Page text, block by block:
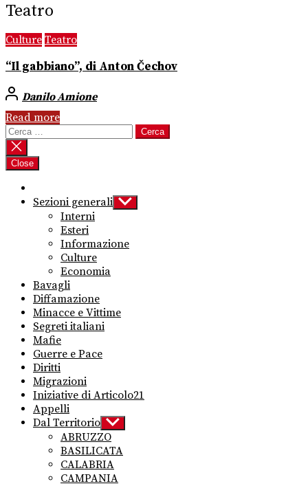
Teatro
Culture Teatro
“Il gabbiano”, di Anton Čechov
Danilo Amione
Read more
Ricerca
per:
Close
Sezioni generali Show
sub
Interni
Esteri
Informazione
Culture
Economia
Bavagli
Diffamazione
Minacce e Vittime
Segreti italiani
Mafie
Guerre e Pace
Diritti
Migrazioni
Iniziative di Articolo21
Appelli
Dal Territorio Show
sub
menu
ABRUZZO
BASILICATA
CALABRIA
CAMPANIA